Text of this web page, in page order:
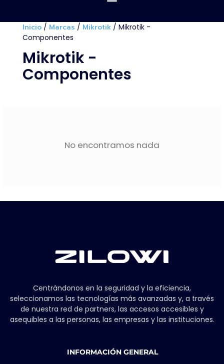
Inicio/ Marcas / Mikrotik/ Mikrotik -
Componentes
Mikrotik -
Componentes
No encontramos nada
Centrándonos en la seguridad y la eficiencia,
seleccionamos las tecnologías más avanzadas y, a través
de nuestra red de partners, las accesos accesibles y
asequibles a las personas, las empresas y las instituciones.
INFORMACIÓN GENERAL